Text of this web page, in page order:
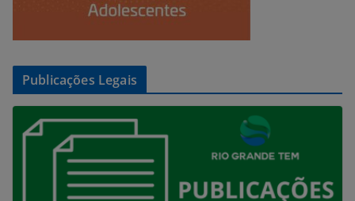
Publicações Legais